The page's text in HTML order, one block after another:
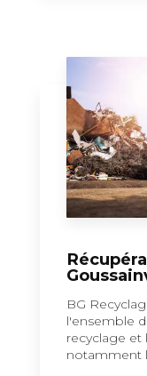
BG
l'ensemble
recyclage et
notamment